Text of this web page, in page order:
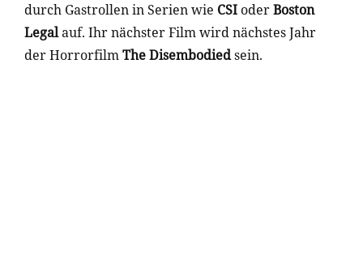
durch Gastrollen in Serien wie CSI oderBoston
Legalauf. Ihr nächster Film wird nächstes Jahr
der HorrorfilmThe Disembodiedsein.